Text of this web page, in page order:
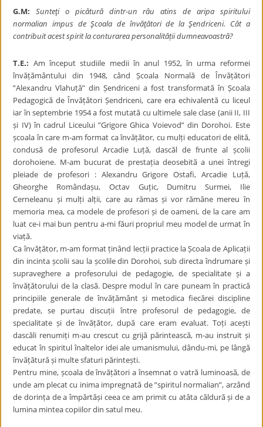
G.M:Sunteţi o picătură dintr-un râu atins de aripa spiritului
normalian impus deŞcoala de învăţători de la Şendriceni. Cât a
contribuit acest spirit la conturarea personalității dumneavoastră?
T.E.: Am început studiile medii în anul 1952, în urma reformei
învățământului din 1948, când Școala Normală de Învățători
”Alexandru Vlahuță” din Șendriceni a fost transformată în Școala
Pedagogică de Învățători Șendriceni, care era echivalentă cu liceul
iar în septembrie 1954 a fost mutată cu ultimele sale clase (anii II, III
și IV) în cadrul Liceului ”Grigore Ghica Voievod” din Dorohoi. Este
școala în care m-am format ca învățător, cu mulți educatori de elită,
condusă de profesorul Arcadie Luță, dascăl de frunte al școlii
dorohoiene. M-am bucurat de prestația deosebită a unei întregi
pleiade de profesori : Alexandru Grigore Ostafi, Arcadie Luță,
Gheorghe Romândașu, Octav Guțic, Dumitru Surmei, Ilie
Cerneleanu și mulți alții, care au rămas și vor rămâne mereu în
memoria mea, ca modele de profesori și de oameni, de la care am
luat ce-i mai bun pentru a-mi făuri propriul meu model de urmat în
viață.
Ca învățător, m-am format ținând lecții practice la Școala de Aplicații
din incinta școlii sau la școlile din Dorohoi, sub directa îndrumare și
supraveghere a profesorului de pedagogie, de specialitate și a
învățătorului de la clasă. Despre modul în care puneam în practică
principiile generale de învățământ și metodica fiecărei discipline
predate, se purtau discuții între profesorul de pedagogie, de
specialitate și de învățător, după care eram evaluat. Toți acești
dascăli renumiți m-au crescut cu grijă părintească, m-au instruit și
educat în spiritul înaltelor idei ale umanismului, dându-mi, pe lângă
învățătură și multe sfaturi părintești.
Pentru mine, școala de învățători a însemnat o vatră luminoasă, de
unde am plecat cu inima impregnată de ”spiritul normalian”, arzând
de dorința de a împărtăși ceea ce am primit cu atâta căldură și de a
lumina mintea copiilor din satul meu.